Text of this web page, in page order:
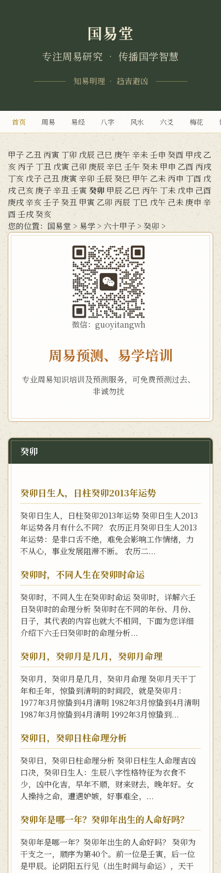
国易堂
专注周易研究 • 传播国学智慧
知易明理 • 趋吉避凶
首页 周易 易经 八字 风水 六爻 梅花
甲子 乙丑丙寅 丁卯 戊辰 己巳 庚午 辛未壬申 癸酉 甲戌 乙
亥丙子 丁丑 戊寅 己卯 庚辰 辛巳 壬午 癸未 甲申 乙酉 丙戌
丁亥 戊子 己丑 庚寅 辛卯 壬辰 癸巳 甲午 乙未 丙申 丁酉 戊
戌 己亥 庚子辛丑壬寅 癸卯 甲辰 乙巳 丙午 丁未 戊申 己酉
庚戌辛亥壬子癸丑 甲寅 乙卯 丙辰 丁巳 戊午 己未 庚申 辛
酉 壬戌癸亥
您的位置： 国易堂 > 易学 > 六十甲子 > 癸卯 >
微信：guoyitangwh
周易预测、易学培训
专业周易知识培训及预测服务，可免费预测过去、
非诚勿扰
癸卯
癸卯日生人，日柱癸卯2013年运势
癸卯日生人，日柱癸卯2013年运势 癸卯日生人2013
年运势各月有什么不同？ 农历正月癸卯日生人2013
年运势：是非口舌不绝，难免会影响工作情绪，力
不从心，事业发展阻滞不断。 农历二...
癸卯时，不同人生在癸卯时命运
癸卯时，不同人生在癸卯时命运 癸卯时，详解六壬
日癸卯时的命理分析 癸卯时在不同的年份、月份、
日子，其代表的内容也就大不相同，下面为您详细
介绍下六壬曰癸卯时的命理分析...
癸卯月，癸卯月是几月，癸卯月命理
癸卯月，癸卯月是几月，癸卯月命理 癸卯月天干丁
年和壬年，惊蛰到清明的时间段，就是癸卯月：
1977年3月惊蛰到4月清明 1982年3月惊蛰到4月清明
1987年3月惊蛰到4月清明 1992年3月惊蛰到...
癸卯日，癸卯日柱命理分析
癸卯日，癸卯日柱命理分析 癸卯日柱生人命理吉凶
口决，癸卯日生人：生辰八字性格特征为衣食不
少，凶中化吉，早年不顺，财来财去，晚年好。女
人操持之命，遭遇妒嫉，好事难全，...
癸卯年是哪一年？癸卯年出生的人命好吗？
癸卯年是哪一年？癸卯年出生的人命好吗？ 癸卯为
干支之一，顺序为第40个。前一位是壬寅，后一位
是甲辰。论阴阳五行见（出生时间与命运），天干